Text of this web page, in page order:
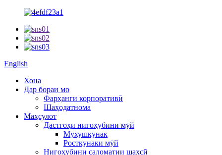
English
Хона
Дар бораи мо
Фарҳанги корпоративӣ
Шаҳодатнома
Маҳсулот
Дастгоҳи нигоҳубини мӯй
Мӯхушкунак
Росткунаки мӯй
Нигоҳубини саломатии шахсӣ